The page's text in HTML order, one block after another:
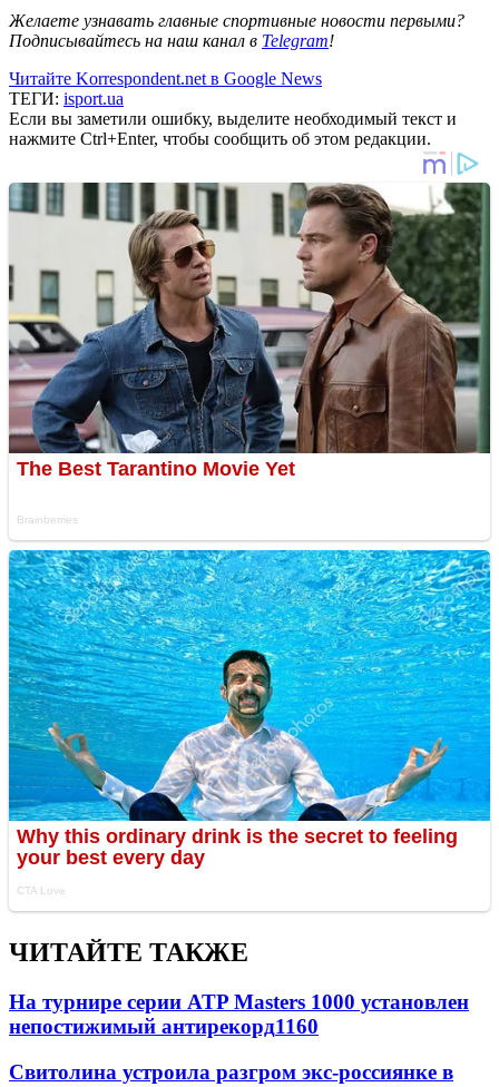
Желаете узнавать главные спортивные новости первыми?
Подписывайтесь на наш канал в Telegram!
Читайте Korrespondent.net в Google News
ТЕГИ: isport.ua
Если вы заметили ошибку, выделите необходимый текст и
нажмите Ctrl+Enter, чтобы сообщить об этом редакции.
ЧИТАЙТЕ ТАКЖЕ
На турнире серии ATP Masters 1000 установлен
непостижимый антирекорд1160
Свитолина устроила разгром экс-россиянке в